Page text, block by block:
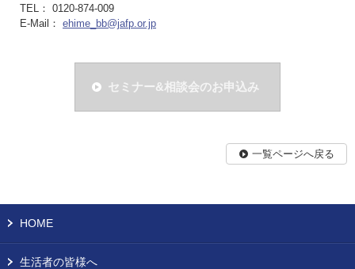
TEL： 0120-874-009
E-Mail： ehime_bb@jafp.or.jp
セミナー&相談会のお申込み
一覧ページへ戻る
HOME
生活者の皆様へ